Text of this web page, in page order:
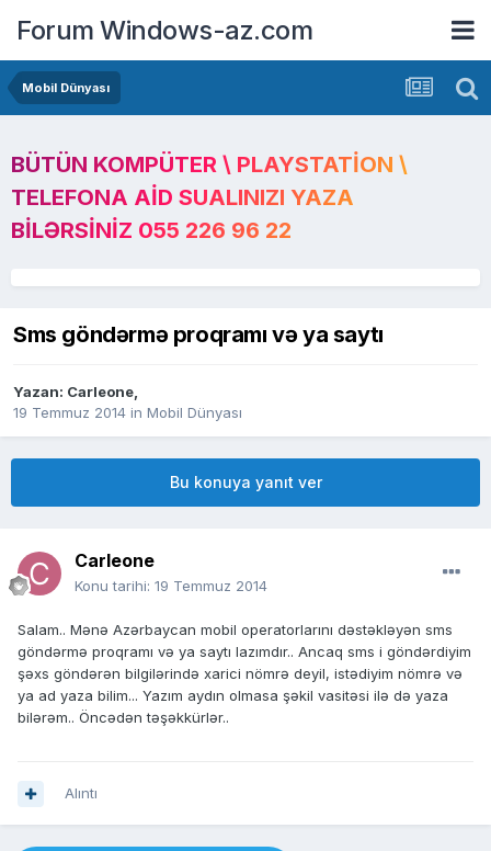
Forum Windows-az.com
Mobil Dünyası
BÜTÜN KOMPÜTER \ PLAYSTATION \
TELEFONA AID SUALINIZI YAZA
BILƏRSINIZ 055 226 96 22
Sms göndərmə proqramı və ya saytı
Yazan: Carleone,
19 Temmuz 2014 in Mobil Dünyası
Bu konuya yanıt ver
Carleone
Konu tarihi: 19 Temmuz 2014
Salam.. Mənə Azərbaycan mobil operatorlarını dəstəkləyən sms
göndərmə proqramı və ya saytı lazımdır.. Ancaq sms i göndərdiyim
şəxs göndərən bilgilərində xarici nömrə deyil, istədiyim nömrə və
ya ad yaza bilim... Yazım aydın olmasa şəkil vasitəsi ilə də yaza
bilərəm.. Öncədən təşəkkürlər..
Alıntı